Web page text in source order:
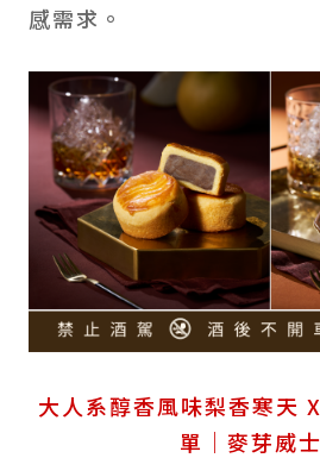
感需求。
大人系醇香風味梨香寒天
單｜麥芽威